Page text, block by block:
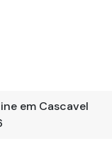
em Cascavel